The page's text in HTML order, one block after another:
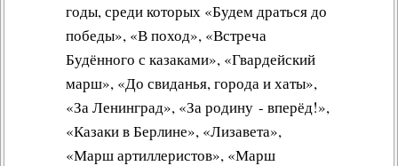
годы, среди которых «Будем драться до
победы», «В поход», «Встреча
Будённого с казаками», «Гвардейский
марш», «До свиданья, города и хаты»,
«За Ленинград», «За родину - вперёд!»,
«Казаки в Берлине», «Лизавета»,
«Марш артиллеристов», «Марш